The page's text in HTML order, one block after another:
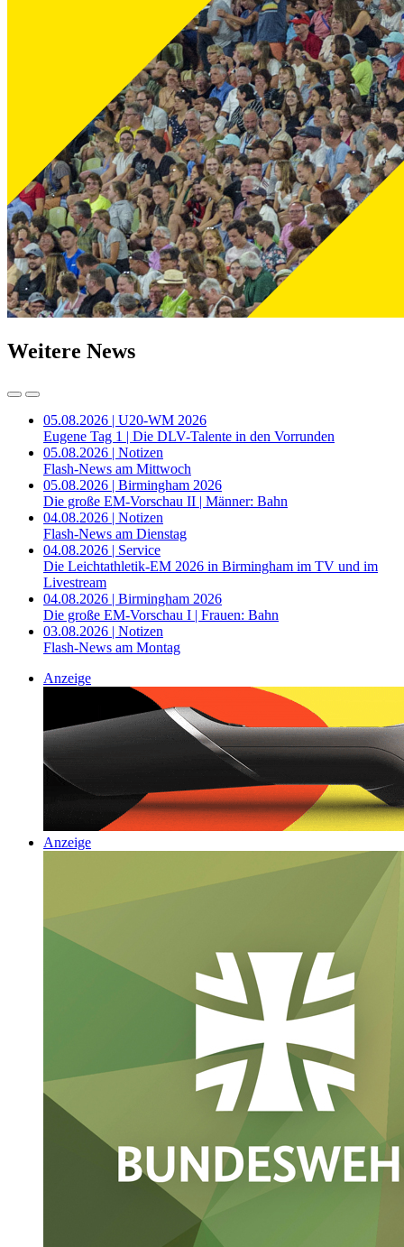
Weitere News
05.08.2026 | U20-WM 2026
Eugene Tag 1 | Die DLV-Talente in den Vorrunden
05.08.2026 | Notizen
Flash-News am Mittwoch
05.08.2026 | Birmingham 2026
Die große EM-Vorschau II | Männer: Bahn
04.08.2026 | Notizen
Flash-News am Dienstag
04.08.2026 | Service
Die Leichtathletik-EM 2026 in Birmingham im TV und im
Livestream
04.08.2026 | Birmingham 2026
Die große EM-Vorschau I | Frauen: Bahn
03.08.2026 | Notizen
Flash-News am Montag
Anzeige
Anzeige